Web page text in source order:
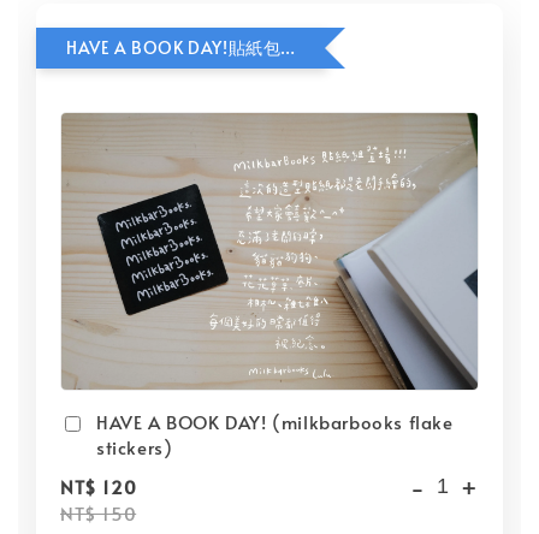
HAVE A BOOK DAY!貼紙包加價購
HAVE A BOOK DAY! (milkbarbooks flake
stickers)
NT$ 120
NT$ 150
- +